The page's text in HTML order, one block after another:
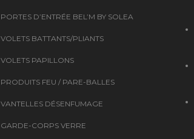
PORTES D’ENTRÉE BEL’M BY SOLEA
VOLETS BATTANTS/PLIANTS
VOLETS PAPILLONS
PRODUITS FEU / PARE-BALLES
VANTELLES DÉSENFUMAGE
GARDE-CORPS VERRE